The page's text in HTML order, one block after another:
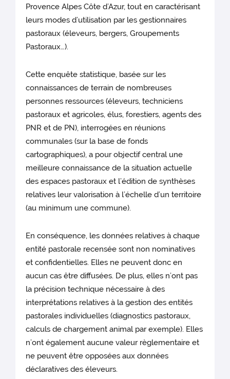
Provence Alpes Côte d’Azur, tout en caractérisant
leurs modes d’utilisation par les gestionnaires
pastoraux (éleveurs, bergers, Groupements
Pastoraux…).
Cette enquête statistique, basée sur les
connaissances de terrain de nombreuses
personnes ressources (éleveurs, techniciens
pastoraux et agricoles, élus, forestiers, agents des
PNR et de PN), interrogées en réunions
communales (sur la base de fonds
cartographiques), a pour objectif central une
meilleure connaissance de la situation actuelle
des espaces pastoraux et l’édition de synthèses
relatives leur valorisation à l’échelle d’un territoire
(au minimum une commune).
En conséquence, les données relatives à chaque
entité pastorale recensée sont non nominatives
et confidentielles. Elles ne peuvent donc en
aucun cas être diffusées. De plus, elles n’ont pas
la précision technique nécessaire à des
interprétations relatives à la gestion des entités
pastorales individuelles (diagnostics pastoraux,
calculs de chargement animal par exemple). Elles
n’ont également aucune valeur règlementaire et
ne peuvent être opposées aux données
déclaratives des éleveurs.